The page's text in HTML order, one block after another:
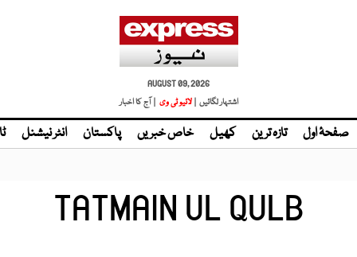
AUGUST 09, 2026
اشتہار لگائیں | لائیو ٹی وی | آج کا اخبار
صفحۂ اول تازہ ترین کھیل خاص خبریں پاکستان انٹر نیشنل
TATMAIN UL QULB